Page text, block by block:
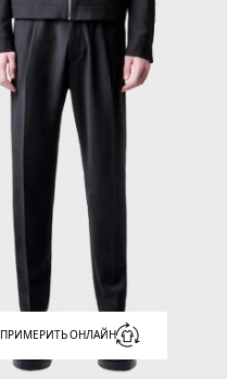
ПРИМЕРИТЬ ОНЛАЙН